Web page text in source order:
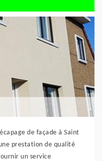
de façade à Saint
prestation de qualité
un service